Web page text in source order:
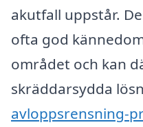
akutfall uppstår.
ofta god
området och kan
skräddarsydda
avloppsrensning-